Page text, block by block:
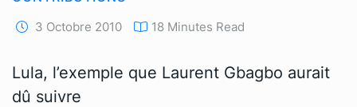
3 Octobre 2010 18 Minutes Read
Lula, l’exemple que Laurent Gbagbo aurait
dû suivre